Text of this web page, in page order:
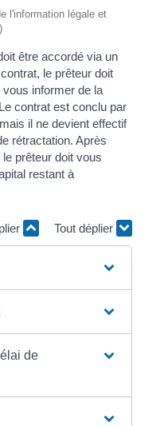
l'information légale et
être accordé via un
le prêteur doit
informer de la
contrat est conclu par
il ne devient effectif
rétractation. Après
prêteur doit vous
restant à
Tout déplier
de